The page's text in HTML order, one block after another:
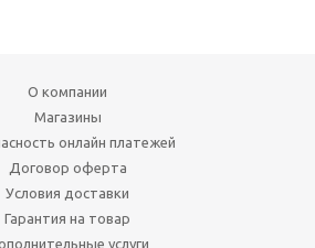
О компании
Магазины
онлайн платежей
Договор оферта
Условия доставки
Гарантия на товар
услуги